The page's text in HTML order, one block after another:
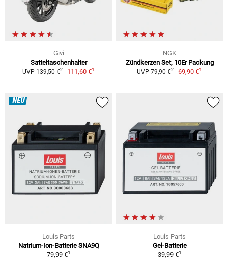
Givi
Satteltaschenhalter
UVP 139,50 €2 111,60 €1
NGK
Zündkerzen Set, 10Er Packung
UVP 79,90 €2 69,90 €1
NEU
Louis Parts
Natrium-Ion-Batterie SNA9Q
79,99 €1
Louis Parts
Gel-Batterie
39,99 €1